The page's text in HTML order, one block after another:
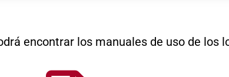
encontrar los manuales de uso de los